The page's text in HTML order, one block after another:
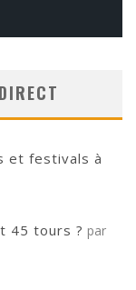
et festivals à
45 tours ? par